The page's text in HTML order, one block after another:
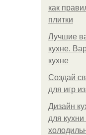
как
плитки
Лучшие
кухне.
кухне
Создай
для игр
Дизайн
для